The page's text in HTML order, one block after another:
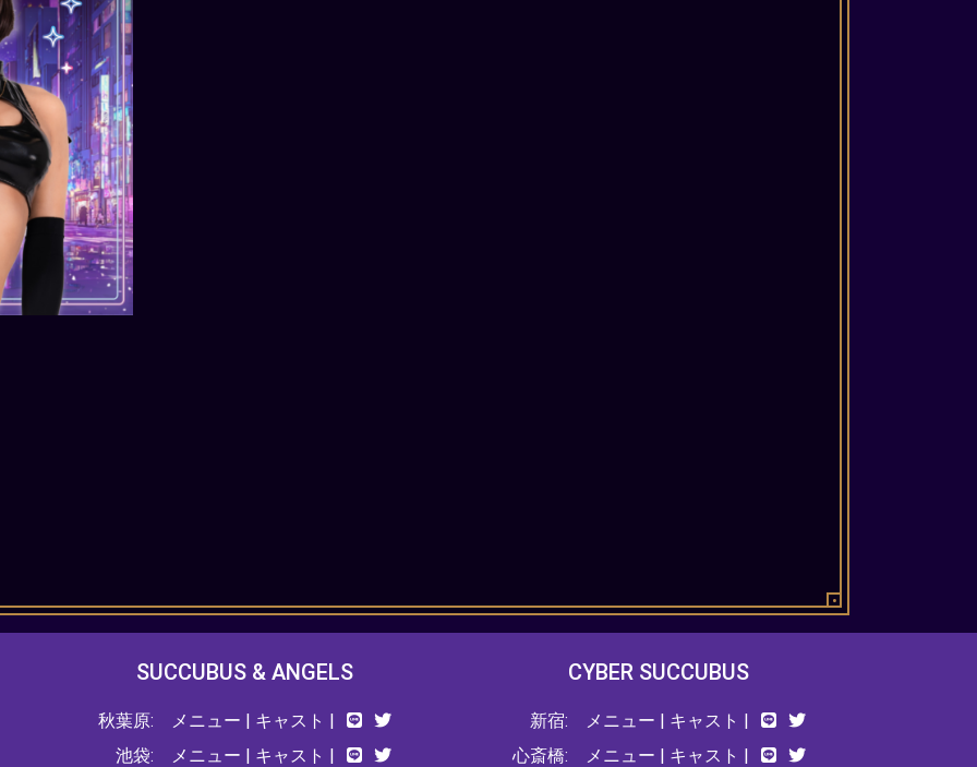
SUCCUBUS & ANGELS
秋葉原:
池袋:
メニュー | キャスト |
メニュー | キャスト |
CYBER SUCCUBUS
新宿:
心斎橋:
メニュー | キャスト |
メニュー | キャスト |